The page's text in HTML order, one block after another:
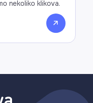
nekoliko klikova.